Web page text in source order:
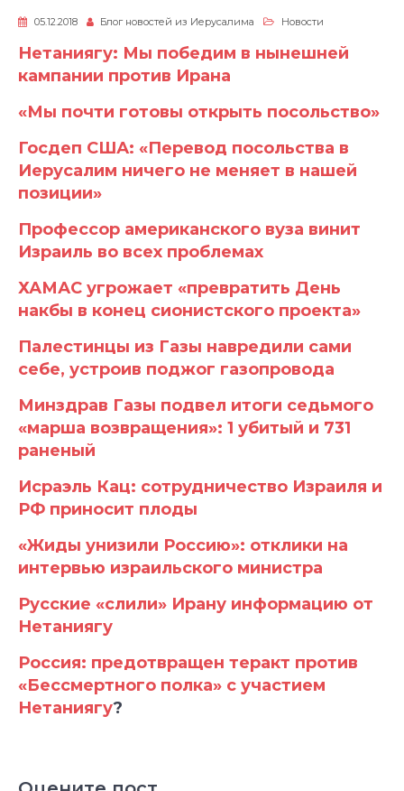
05.12.2018 Блог новостей из Иерусалима Новости
Нетаниягу: Мы победим в нынешней
кампании против Ирана
«Мы почти готовы открыть посольство»
Госдеп США: «Перевод посольства в
Иерусалим ничего не меняет в нашей
позиции»
Профессор американского вуза винит
Израиль во всех проблемах
ХАМАС угрожает «превратить День
накбы в конец сионистского проекта»
Палестинцы из Газы навредили сами
себе, устроив поджог газопровода
Минздрав Газы подвел итоги седьмого
«марша возвращения»: 1 убитый и 731
раненый
Исраэль Кац: сотрудничество Израиля и
РФ приносит плоды
«Жиды унизили Россию»: отклики на
интервью израильского министра
Русские «слили» Ирану информацию от
Нетаниягу
Россия: предотвращен теракт против
«Бессмертного полка» с участием
Нетаниягу?